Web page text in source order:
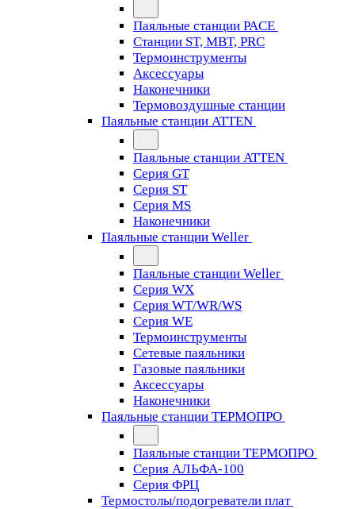
Паяльные станции PACE
Станции ST, MBT, PRC
Термоинструменты
Аксессуары
Наконечники
Термовоздушные станции
Паяльные станции ATTEN
Паяльные станции ATTEN
Серия GT
Серия ST
Серия MS
Наконечники
Паяльные станции Weller
Паяльные станции Weller
Серия WX
Серия WT/WR/WS
Серия WE
Термоинструменты
Сетевые паяльники
Газовые паяльники
Аксессуары
Наконечники
Паяльные станции ТЕРМОПРО
Паяльные станции ТЕРМОПРО
Серия АЛЬФА-100
Серия ФРЦ
Термостолы/подогреватели плат